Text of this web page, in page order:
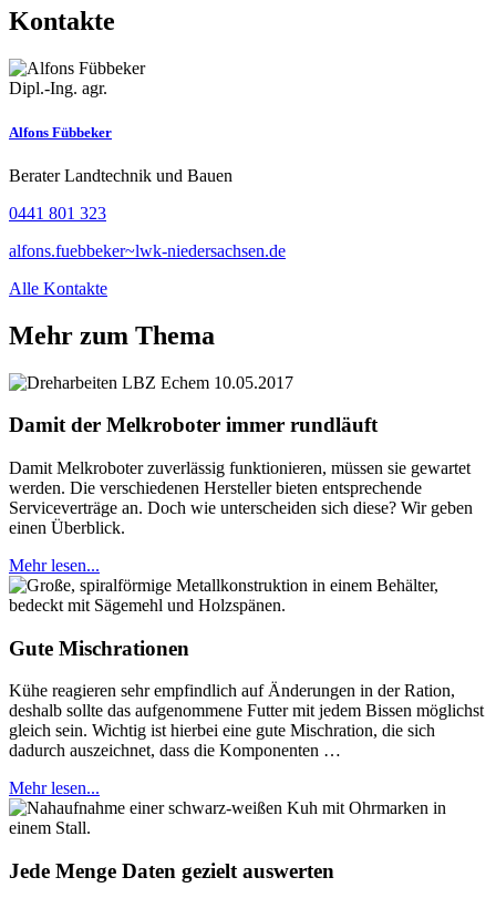
Kontakte
Dipl.-Ing. agr.
Alfons Fübbeker
Berater Landtechnik und Bauen
0441 801 323
alfons.fuebbeker~lwk-niedersachsen.de
Alle Kontakte
Mehr zum Thema
Damit der Melkroboter immer rundläuft
Damit Melkroboter zuverlässig funktionieren, müssen sie gewartet
werden. Die verschiedenen Hersteller bieten entsprechende
Serviceverträge an. Doch wie unterscheiden sich diese? Wir geben
einen Überblick.
Mehr lesen...
Gute Mischrationen
Kühe reagieren sehr empfindlich auf Änderungen in der Ration,
deshalb sollte das aufgenommene Futter mit jedem Bissen möglichst
gleich sein. Wichtig ist hierbei eine gute Mischration, die sich
dadurch auszeichnet, dass die Komponenten …
Mehr lesen...
Jede Menge Daten gezielt auswerten